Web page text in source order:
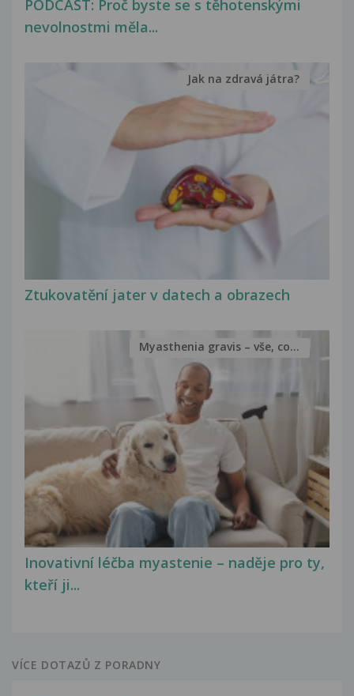
PODCAST: Proč byste se s těhotenskými
nevolnostmi měla...
Ztukovatění jater v datech a obrazech
Jak na zdravá játra?
Inovativní léčba myastenie – naděje pro ty,
kteří ji...
Myasthenia gravis – vše, co...
VÍCE DOTAZŮ Z PORADNY